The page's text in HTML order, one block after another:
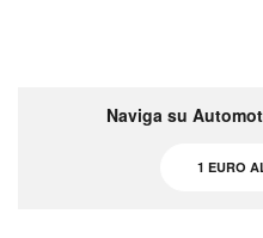
Naviga su
1 EURO